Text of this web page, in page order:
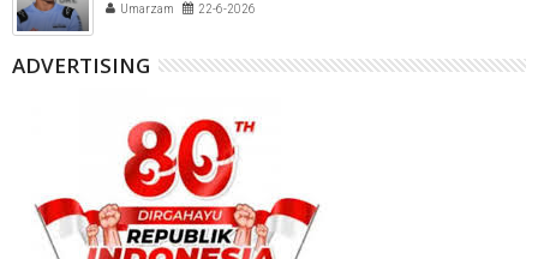
Umarzam 22-6-2026
ADVERTISING